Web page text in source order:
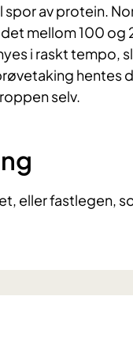
av protein.
det mellom 100
i raskt tempo,
hentes
selv.
eller fastlegen,